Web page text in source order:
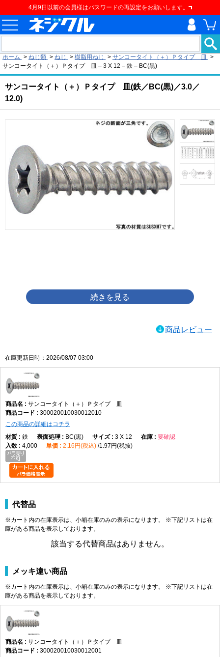
4月9日以前の会員様はパスワードの再設定をお願いします。
ホーム > ねじ類 > ねじ > 樹脂用ねじ > サンコータイト（＋）Ｐタイプ 皿
>
サンコータイト（＋）Ｐタイプ 皿 – 3 X 12 – 鉄 – BC(黒)
サンコータイト（＋）Ｐタイプ 皿(鉄／BC(黒)／3.0／
12.0)
商品レビュー
在庫更新日時：2026/08/07 03:00
サンコータイト（＋）Ｐタイプ 皿
300020010030012010
この商品の詳細はコチラ
鉄
BC(黒) 3 X 12
要確認
4,000
2.16円(税込) 1.97円(税抜)
代替品
※カート内の在庫表示は、小箱在庫のみの表示になります。 ※下記リストは在
庫がある商品を表示しております。
該当する代替商品はありません。
メッキ違い商品
※カート内の在庫表示は、小箱在庫のみの表示になります。 ※下記リストは在
庫がある商品を表示しております。
サンコータイト（＋）Ｐタイプ 皿
300020010030012001